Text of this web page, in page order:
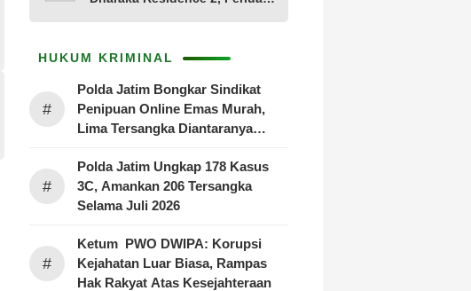
HUKUM KRIMINAL
#
Polda Jatim Bongkar Sindikat
Penipuan Online Emas Murah,
Lima Tersangka Diantaranya
#
Polda Jatim Ungkap 178 Kasus
3C, Amankan 206 Tersangka
Selama Juli 2026
#
Ketum PWO DWIPA: Korupsi
Kejahatan Luar Biasa, Rampas
Hak Rakyat Atas Kesejahteraan